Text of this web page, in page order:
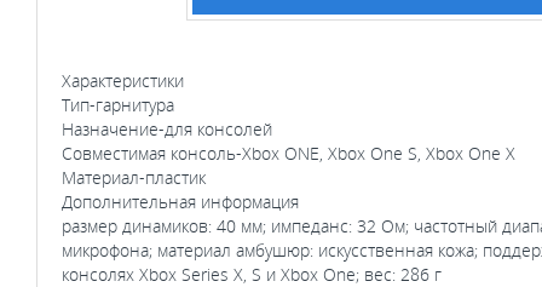
Характеристики
Тип-гарнитура
Назначение-для консолей
Совместимая консоль-Xbox ONE, Xbox One S, Xbox One X
Материал-пластик
Дополнительная информация
размер динамиков: 40 мм; импеданс: 32 Ом; частотный
микрофона; материал амбушюр: искусственная кожа;
консолях Xbox Series X, S и Xbox One; вес: 286 г